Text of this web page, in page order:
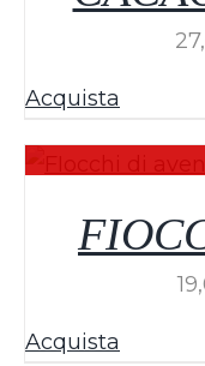
Acquista
Acquista